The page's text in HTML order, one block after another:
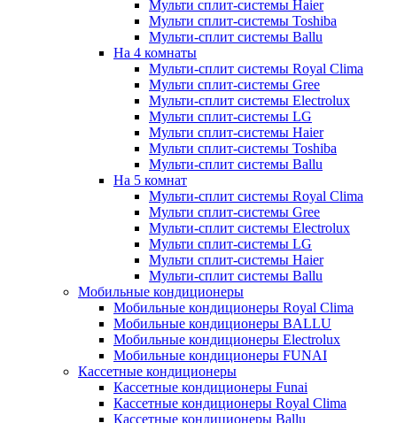
Мульти сплит-системы Haier
Мульти сплит-системы Toshiba
Мульти-сплит системы Ballu
На 4 комнаты
Мульти-сплит системы Royal Clima
Мульти сплит-системы Gree
Мульти-сплит системы Electrolux
Мульти сплит-системы LG
Мульти сплит-системы Haier
Мульти сплит-системы Toshiba
Мульти-сплит системы Ballu
На 5 комнат
Мульти-сплит системы Royal Clima
Мульти сплит-системы Gree
Мульти-сплит системы Electrolux
Мульти сплит-системы LG
Мульти сплит-системы Haier
Мульти-сплит системы Ballu
Мобильные кондиционеры
Мобильные кондиционеры Royal Clima
Мобильные кондиционеры BALLU
Мобильные кондиционеры Electrolux
Мобильные кондиционеры FUNAI
Кассетные кондиционеры
Кассетные кондиционеры Funai
Кассетные кондиционеры Royal Clima
Кассетные кондиционеры Ballu